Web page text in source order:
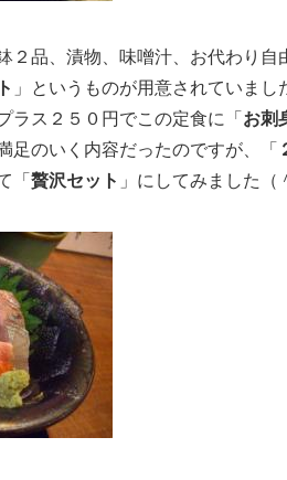
２品、漬物、味噌汁、お代わり
」というものが用意されていまし
ラス２５０円でこの定食に「 お刺
足のいく内容だったのですが、「
「 贅沢セット 」にしてみました（